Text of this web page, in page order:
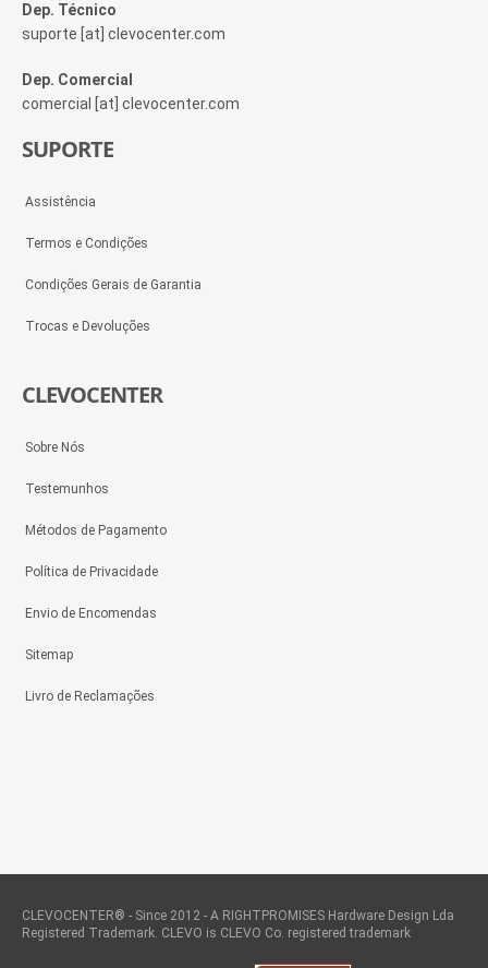
Dep. Técnico
suporte [at] clevocenter.com
Dep. Comercial
comercial [at] clevocenter.com
SUPORTE
Assistência
Termos e Condições
Condições Gerais de Garantia
Trocas e Devoluções
CLEVOCENTER
Sobre Nós
Testemunhos
Métodos de Pagamento
Política de Privacidade
Envio de Encomendas
Sitemap
Livro de Reclamações
CLEVOCENTER® - Since 2012 - A RIGHTPROMISES Hardware Design Lda
Registered Trademark. CLEVO is CLEVO Co. registered trademark